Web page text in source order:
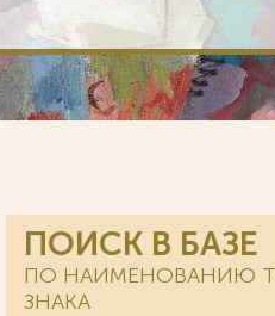
ПОИСК В БАЗЕ
ПО НАИМЕНОВАНИЮ
ЗНАКА